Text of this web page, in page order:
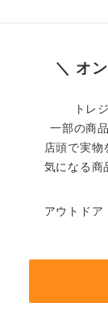
＼ オ
トレ
一部の商
店頭で実物
気になる商
アウトドア